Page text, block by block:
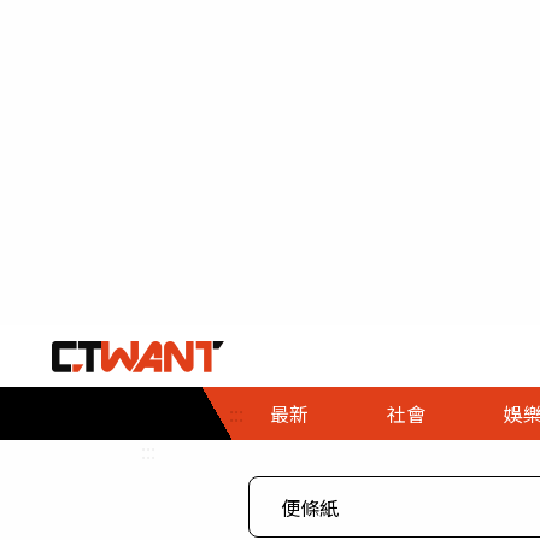
::: 最新 社會
社會首頁
時事
娛樂
娛樂首頁
即時
專題
財經首頁
熱線
３Ｃ
政